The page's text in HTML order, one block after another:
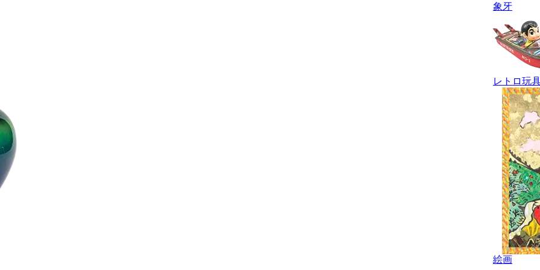
象牙
レトロ玩
絵画